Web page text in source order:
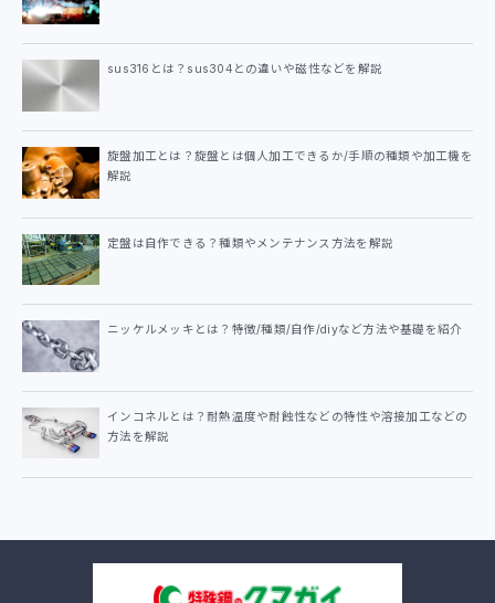
sus316とは？sus304との違いや磁性などを解説
旋盤加工とは？旋盤とは個人加工できるか/手順の種類や加工機を
解説
定盤は自作できる？種類やメンテナンス方法を解説
ニッケルメッキとは？特徴/種類/自作/diyなど方法や基礎を紹介
インコネルとは？耐熱温度や耐蝕性などの特性や溶接加工などの
方法を解説